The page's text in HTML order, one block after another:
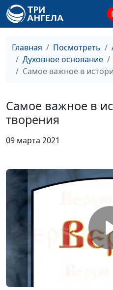
Главная Посмотреть
Духовное основание
Самое важное в
Самое важное в
творения
09 марта 2021
Почему Каин убил
Авеля?
Каин и Авель: в чем